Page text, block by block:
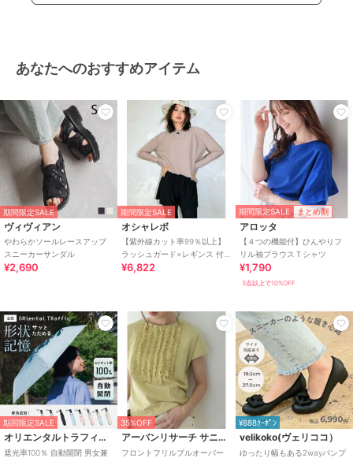
あなたへのおすすめアイテム
期間限定SALE
ヴィヴィアン
やわらかソールレースアップ
スニーカーサンダル
¥2,690
期間限定SALE
オシャレボ
【紫外線カット率99％以上】
ラッシュガード×レギンス 付
き タンキニ
¥6,822
期間限定SALE まとめ割
アロッタ
【４つの機能付】ひんやりフ
リル袖ブラウスＴシャツ
¥1,790
3点以上で10%OFF
期間限定SALE
オリエンタルトラフィック
遮光率100％ 自動開閉 男女兼
35%OFF
アーバンリサーチ サニーレーベル
フロントフリルプルオーバー
¥888ｸｰﾎﾟﾝ
velikoko(ヴェリココ）
ゆったり幅もある2wayパンプ